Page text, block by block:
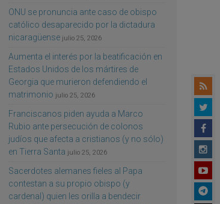
ONU se pronuncia ante caso de obispo
católico desaparecido por la dictadura
nicaragüense julio 25, 2026
Aumenta el interés por la beatificación en
Estados Unidos de los mártires de
Georgia que murieron defendiendo el
matrimonio julio 25, 2026
Franciscanos piden ayuda a Marco
Rubio ante persecución de colonos
judíos que afecta a cristianos (y no sólo)
en Tierra Santa julio 25, 2026
Sacerdotes alemanes fieles al Papa
contestan a su propio obispo (y
cardenal) quien les orilla a bendecir